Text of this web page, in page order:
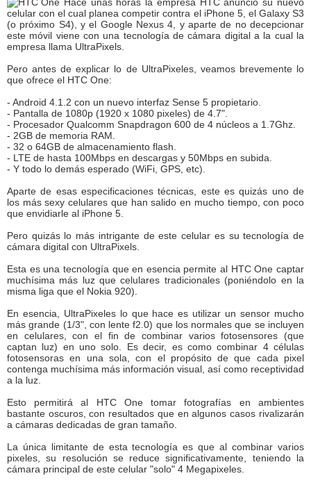
celular con el cual planea competir contra el iPhone 5, el Galaxy S3
(o próximo S4), y el Google Nexus 4, y aparte de no decepcionar
este móvil viene con una tecnología de cámara digital a la cual la
empresa llama UltraPixels.
Pero antes de explicar lo de UltraPixeles, veamos brevemente lo
que ofrece el HTC One:
- Android 4.1.2 con un nuevo interfaz Sense 5 propietario.
- Pantalla de 1080p (1920 x 1080 pixeles) de 4.7".
- Procesador Qualcomm Snapdragon 600 de 4 núcleos a 1.7Ghz.
- 2GB de memoria RAM.
- 32 o 64GB de almacenamiento flash.
- LTE de hasta 100Mbps en descargas y 50Mbps en subida.
- Y todo lo demás esperado (WiFi, GPS, etc).
Aparte de esas especificaciones técnicas, este es quizás uno de
los más sexy celulares que han salido en mucho tiempo, con poco
que envidiarle al iPhone 5.
Pero quizás lo más intrigante de este celular es su tecnología de
cámara digital con UltraPixels.
Esta es una tecnología que en esencia permite al HTC One captar
muchísima más luz que celulares tradicionales (poniéndolo en la
misma liga que el Nokia 920).
En esencia, UltraPixeles lo que hace es utilizar un sensor mucho
más grande (1/3", con lente f2.0) que los normales que se incluyen
en celulares, con el fin de combinar varios fotosensores (que
captan luz) en uno solo. Es decir, es como combinar 4 células
fotosensoras en una sola, con el propósito de que cada pixel
contenga muchísima más información visual, así como receptividad
a la luz.
Esto permitirá al HTC One tomar fotografías en ambientes
bastante oscuros, con resultados que en algunos casos rivalizarán
a cámaras dedicadas de gran tamaño.
La única limitante de esta tecnología es que al combinar varios
pixeles, su resolución se reduce significativamente, teniendo la
cámara principal de este celular "solo" 4 Megapixeles.